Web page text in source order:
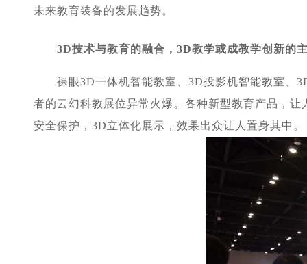
未来教育装备的发展趋势。
3D技术与教育的融合，3D教学或成教学创新的
裸眼3D一体机智能教室、3D投影机智能教室、
者的云幻科教展位异常火爆。各种新型教育产品，
安全保护，3D立体化展示，效果出众让人置身其中。